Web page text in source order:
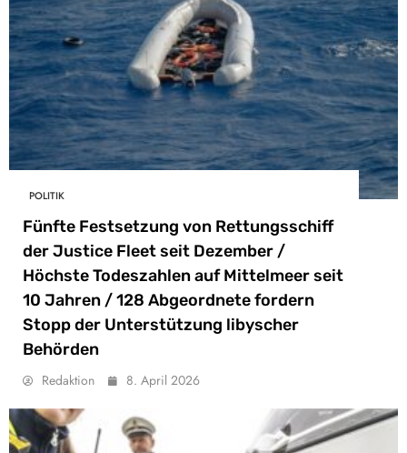
POLITIK
Fünfte Festsetzung von Rettungsschiff
der Justice Fleet seit Dezember /
Höchste Todeszahlen auf Mittelmeer seit
10 Jahren / 128 Abgeordnete fordern
Stopp der Unterstützung libyscher
Behörden
Redaktion 8. April 2026